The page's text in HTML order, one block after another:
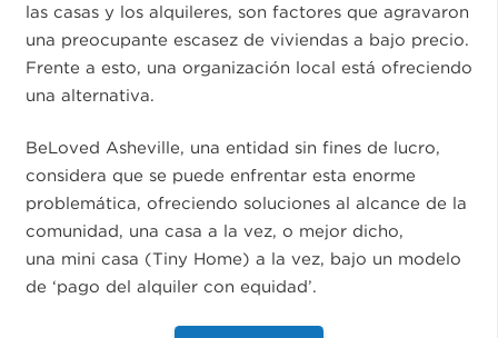
las casas y los alquileres, son factores que agravaron
una preocupante escasez de viviendas a bajo precio.
Frente a esto, una organización local está ofreciendo
una alternativa.
BeLoved Asheville, una entidad sin fines de lucro,
considera que se puede enfrentar esta enorme
problemática, ofreciendo soluciones al alcance de la
comunidad, una casa a la vez, o mejor dicho,
una mini casa (Tiny Home) a la vez, bajo un modelo
de ‘pago del alquiler con equidad’.